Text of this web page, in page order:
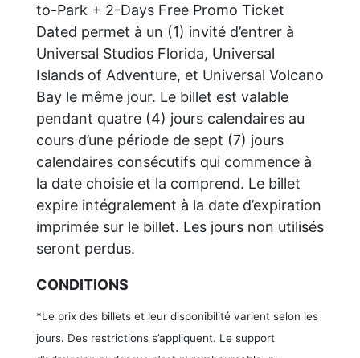
to-Park + 2-Days Free Promo Ticket
Dated permet à un (1) invité d’entrer à
Universal Studios Florida, Universal
Islands of Adventure, et Universal Volcano
Bay le même jour. Le billet est valable
pendant quatre (4) jours calendaires au
cours d’une période de sept (7) jours
calendaires consécutifs qui commence à
la date choisie et la comprend. Le billet
expire intégralement à la date d’expiration
imprimée sur le billet. Les jours non utilisés
seront perdus.
CONDITIONS
*Le prix des billets et leur disponibilité varient selon les
jours. Des restrictions s’appliquent. Le support